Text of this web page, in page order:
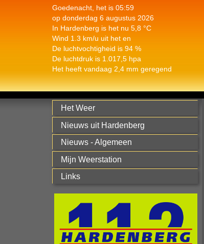
Goedenacht, het is 05:59
op donderdag 6 augustus 2026
In Hardenberg is het nu 5,8 °C
Wind 1.3 km/u uit het en
De luchtvochtigheid is 94 %
De luchtdruk is 1.017,5 hpa
Het heeft vandaag 2,4 mm geregend
Het Weer
Nieuws uit Hardenberg
Nieuws - Algemeen
Mijn Weerstation
Links